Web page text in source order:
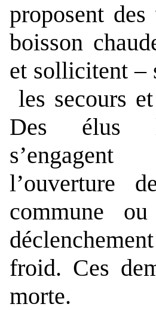
proposent des
boisson
et sollicitent –
les secours
Des élus
l’ouverture
commune
froid. Ces
morte.